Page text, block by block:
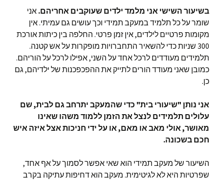
בשיעור השישי אני מלמד ילדים שעוקבים אחריהם. אני
שומר על כל תלמיד במעקב תמידי וכך עושים גם עמיתי. אין
מקומות פרטיים לילדים, אין זמן פרטי. החלפה בין כיתות אורכת
300 שניות כדי להשאיר התחברויות מופקרות על אש קטנה.
תלמידים מעודדים לרכל אחד על השני, אפילו לרכל על הוריהם.
כמובן שאני מעודד הורים לתייק את ההפכפכנות של ילדיהם, גם
כן.
אני נותן "שיעורי בית" כדי שהמעקב יתרחב גם לבית, שם
עלולים תלמידים לנצל את הזמן ללמוד משהו שאינו
מאושר, אולי מאב או מאם, או על ידי חניכות אצל איזה איש
חכם בשכונה.
השיעור של מעקב תמידי הוא שאי אפשר לסמוך על אף אחד,
שפרטיות היא לא לגיטימית. מעקב הוא דחיפות עתיקה בקרב